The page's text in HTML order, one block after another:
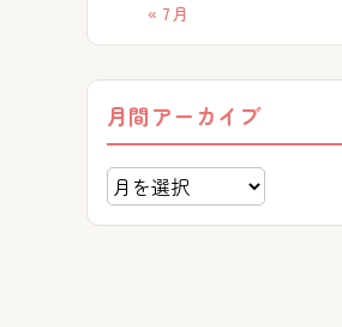
« 7月
月間アーカイブ